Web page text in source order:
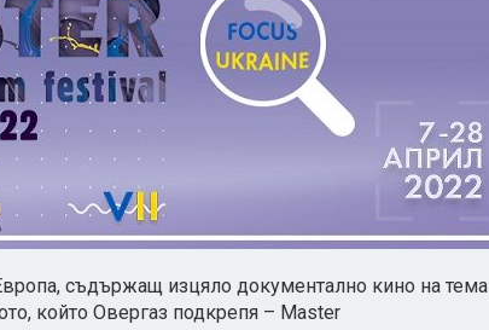
съдържащ изцяло документално кино на тема
който Овергаз подкрепя – Master